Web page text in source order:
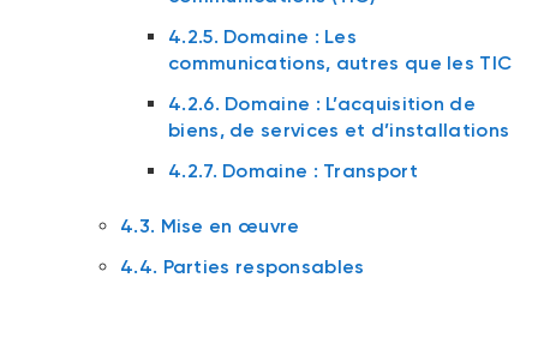
4.2.5. Domaine : Les
communications, autres que les TIC
4.2.6. Domaine : L’acquisition de
biens, de services et d’installations
4.2.7. Domaine : Transport
4.3. Mise en œuvre
4.4. Parties responsables